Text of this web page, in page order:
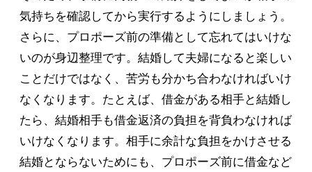
気持ちを確認してから実行するようにしましょう。
さらに、プロポーズ前の準備として忘れてはいけな
いのが身辺整理です。結婚して夫婦になると楽しい
ことだけではなく、苦労も分かち合わなければいけ
なくなります。たとえば、借金がある相手と結婚し
たら、結婚相手も借金返済の負担を背負わなければ
いけなくなります。相手に余計な負担をかけさせる
結婚とならないためにも、プロポーズ前に借金など